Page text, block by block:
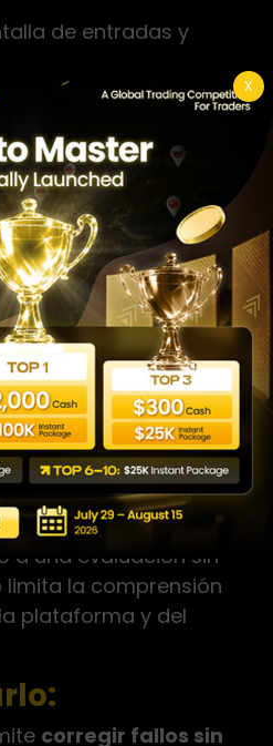
X
de entradas y
de cada
insistimos en este
forma más efectiva
y
antes
cuenta
la
previo.
a una evaluación sin
la comprensión
plataforma y del
corregir fallos sin